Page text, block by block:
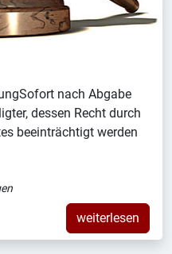
nach Abgabe
dessen Recht durch
beeinträchtigt werden
weiterlesen